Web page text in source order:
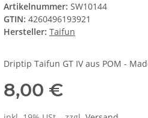
Artikelnummer: SW10144
GTIN: 4260496193921
Hersteller: Taifun
Driptip Taifun GT IV aus POM -
8,00 €